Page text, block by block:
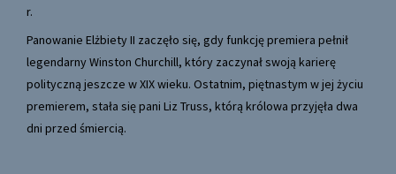
r.
Panowanie Elżbiety II zaczęło się, gdy funkcję premiera pełnił
legendarny Winston Churchill, który zaczynał swoją karierę
polityczną jeszcze w XIX wieku. Ostatnim, piętnastym w jej życiu
premierem, stała się pani Liz Truss, którą królowa przyjęła dwa
dni przed śmiercią.